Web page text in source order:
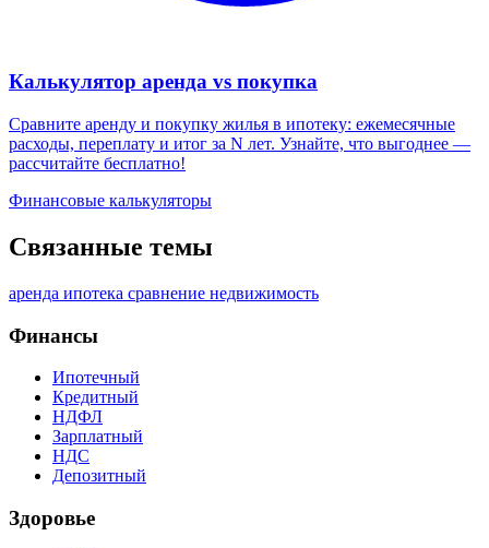
Калькулятор аренда vs покупка
Сравните аренду и покупку жилья в ипотеку: ежемесячные
расходы, переплату и итог за N лет. Узнайте, что выгоднее —
рассчитайте бесплатно!
Финансовые калькуляторы
Связанные темы
аренда ипотека сравнение недвижимость
Финансы
Ипотечный
Кредитный
НДФЛ
Зарплатный
НДС
Депозитный
Здоровье